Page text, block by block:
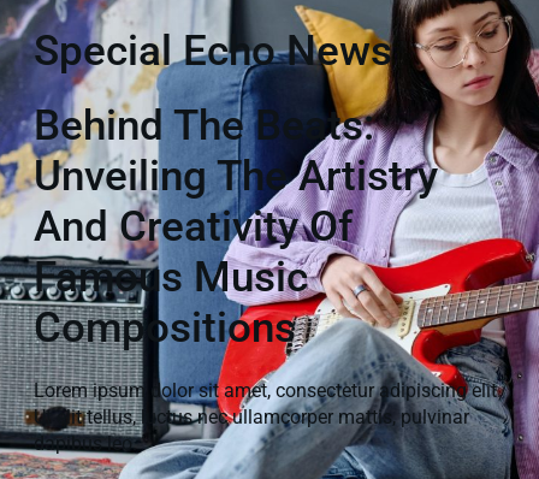
Special Echo News
Behind The Beats:
Unveiling The Artistry
And Creativity Of
Famous Music
Compositions
Lorem ipsum dolor sit amet, consectetur adipiscing elit.
Ut elit tellus, luctus nec ullamcorper mattis, pulvinar
dapibus leo.